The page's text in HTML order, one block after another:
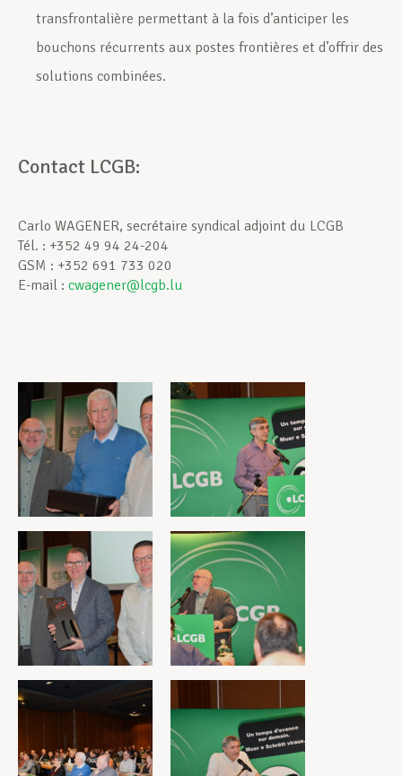
transfrontalière permettant à la fois d’anticiper les
bouchons récurrents aux postes frontières et d’offrir des
solutions combinées.
Contact LCGB:
Carlo WAGENER, secrétaire syndical adjoint du LCGB
Tél. : +352 49 94 24-204
GSM : +352 691 733 020
E-mail : cwagener@lcgb.lu